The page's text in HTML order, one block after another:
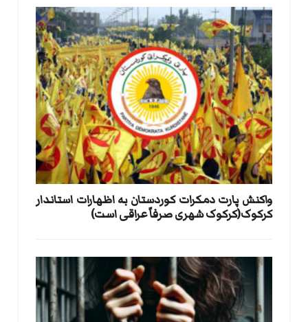
واکنش پارت دمکرات کوردستان به اظهارات استاندار
کرکوک(کرکوک شهری صرفاً عراقی است)